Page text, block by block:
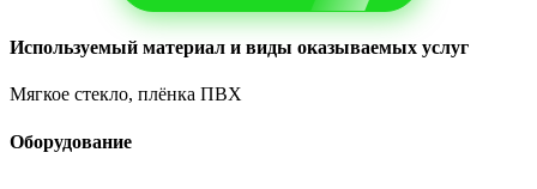
Используемый материал и виды оказываемых услуг
Мягкое стекло, плёнка ПВХ
Оборудование